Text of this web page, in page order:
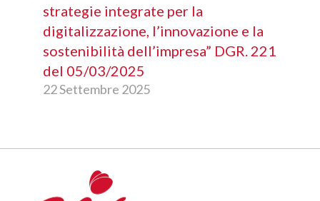
strategie integrate per la
digitalizzazione, l’innovazione e la
sostenibilità dell’impresa” DGR. 221
del 05/03/2025
22 Settembre 2025